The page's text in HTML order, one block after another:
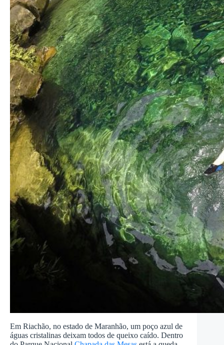
Em Riachão, no estado de Maranhão, um poço azul de
águas cristalinas deixam todos de queixo caído. Dentro